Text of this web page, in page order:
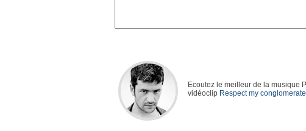
Ecoutez le meilleur de la musique
vidéoclip Respect my conglomerate